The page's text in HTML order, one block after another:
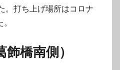
。打ち上げ場所はコロナ
橋南側）